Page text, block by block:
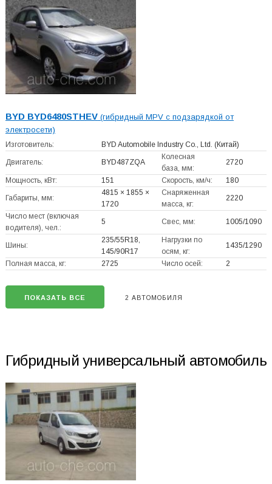
BYD BYD6480STHEV(гибридный MPV с подзарядкой от
электросети)
Изготовитель: BYD Automobile Industry Co., Ltd. (Китай)
Двигатель: BYD487ZQA
Колесная
база, мм:
2720
Мощность, кВт: 151 Скорость, км/ч: 180
Габариты, мм:
4815 × 1855 ×
1720
Снаряженная
масса, кг:
2220
Число мест (включая
водителя), чел.:
5 Свес, мм: 1005/1090
Шины:
235/55R18,
145/90R17
Нагрузки по
осям, кг:
1435/1290
Полная масса, кг: 2725 Число осей: 2
ПОКАЗАТЬ ВСЕ 2 АВТОМОБИЛЯ
Гибридный универсальный автомобиль